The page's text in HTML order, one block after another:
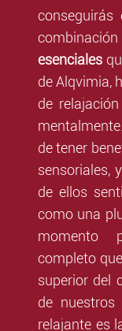
esenciales
de Alqvimia,
de
de tener
sensoriales,
de ellos
como una
momento
completo
superior del
de nuestros
relajante es